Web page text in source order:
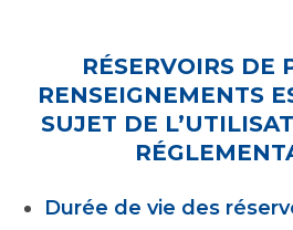
RÉSERVOIRS DE
RENSEIGNEMENTS
SUJET DE
Durée de vie des